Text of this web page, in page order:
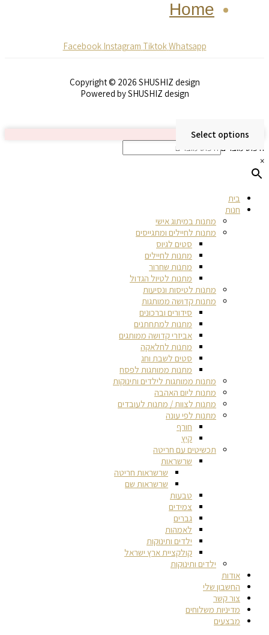
Home
Facebook Instagram TiktokWhatsapp
Copyright © 2026 SHUSHIZ design
Powered by SHUSHIZ design
Select options
חיפוש מוצרים
×
בית
חנות
מתנות במיתוג אישי
מתנות לחיילים ומתגייסים
סטים לגיוס
מתנות לחיילים
מתנות שחרור
מתנות לטיול הגדול
מתנות לטיסות ונסיעות
מתנות קדושה ממותגות
סידורים וברכונים
מתנות למתחתנים
אביזרי קדושה ממותגים
מתנות לחלאקה
סטים לשבת וחג
מתנות ממותגות לפסח
מתנות ממותגות לילדים ותינוקות
מתנות ליום האהבה
מתנות לצוות / מתנות לעובדים
מתנות לפי עונה
חורף
קיץ
תכשיטים עם חריטה
שרשראות
שרשראות חריטה
שרשראות שם
טבעות
צמידים
גברים
לאמהות
ילדים ותינוקות
קולקציית ארץ ישראל
ילדים ותינוקות
אודות
החשבון שלי
צור קשר
מדיניות משלוחים
מבצעים